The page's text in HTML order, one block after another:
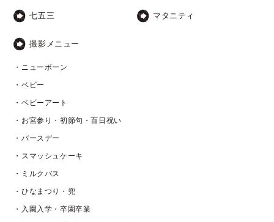
七五三 マタニティ
撮影メニュー
・ニューボーン
・ベビー
・ベビーアート
・お宮参り・初節句・百日祝い
・バースデー
・スマッシュケーキ
・ミルクバス
・ひなまつり・兜
・入園入学・卒園卒業